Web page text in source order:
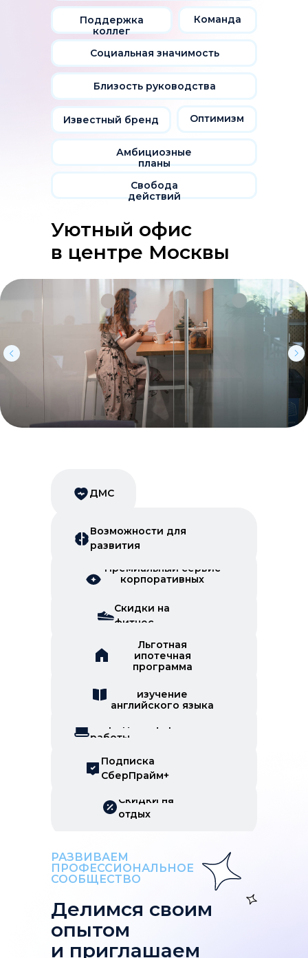
Свобода
действий
Известный бренд
Близость руководства
Поддержка
коллег
Команда
Социальная значимость
Амбициозные
планы
Оптимизм
Уютный офис
в центре Москвы
ДМС
Скидки на
отдых
работы
Премиальный сервис
корпоративных
Подписка
СберПрайм+
Скидки на
фитнес
изучение
английского языка
Льготная
ипотечная
программа
Возможности для
развития
РАЗВИВАЕМ
ПРОФЕССИОНАЛЬНОЕ
СООБЩЕСТВО
Делимся своим
опытом
и приглашаем